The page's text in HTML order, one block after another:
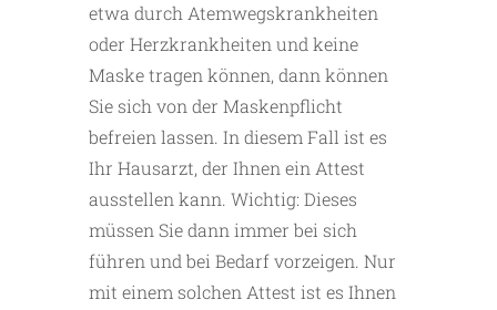
etwa durch Atemwegskrankheiten
oder Herzkrankheiten und keine
Maske tragen können, dann können
Sie sich von der Maskenpflicht
befreien lassen. In diesem Fall ist es
Ihr Hausarzt, der Ihnen ein Attest
ausstellen kann. Wichtig: Dieses
müssen Sie dann immer bei sich
führen und bei Bedarf vorzeigen. Nur
mit einem solchen Attest ist es Ihnen